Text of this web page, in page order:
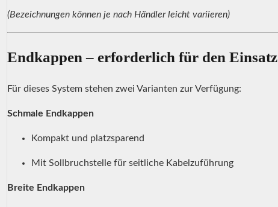
(Bezeichnungen können je nach Händler leicht variieren)
Endkappen – erforderlich für den Einsatz
Für dieses System stehen zwei Varianten zur Verfügung:
Schmale Endkappen
Kompakt und platzsparend
Mit Sollbruchstelle für seitliche Kabelzuführung
Breite Endkappen